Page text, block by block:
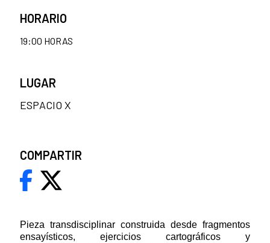
Pieza transdisciplinar construida desde fragmentos
ensayísticos, ejercicios cartográficos y
HORARIO
19:00 HORAS
LUGAR
ESPACIO X
COMPARTIR